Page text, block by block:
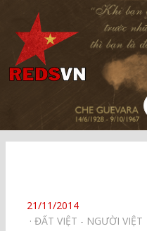
Kênh chia sẻ tri thức cộng đồng
POSTED
ON
21/11/2014
ĐẤT VIỆT - NGƯỜI VIỆT⠀